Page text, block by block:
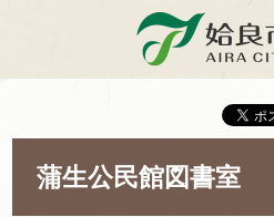
姶良市
蒲生公民館図書室